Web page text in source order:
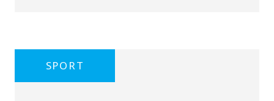
SPORT